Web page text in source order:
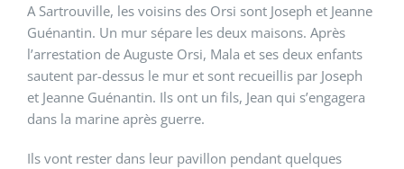
A Sartrouville, les voisins des Orsi sont Joseph et Jeanne
Guénantin. Un mur sépare les deux maisons. Après
l’arrestation de Auguste Orsi, Mala et ses deux enfants
sautent par-dessus le mur et sont recueillis par Joseph
et Jeanne Guénantin. Ils ont un fils, Jean qui s’engagera
dans la marine après guerre.
Ils vont rester dans leur pavillon pendant quelques